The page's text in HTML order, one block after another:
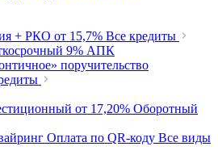
+ РКО от 15,7% Все кредиты
9% АПК
поручительство
от 17,20% Оборотный
Оплата по QR-коду Все виды